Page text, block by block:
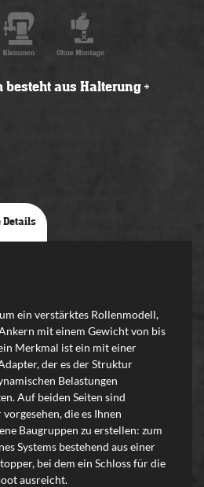
aus Halterung +
Details
ein verstärktes Rollenmodell,
mit einem Gewicht von bis
Merkmal ist ein mit einer
der es der Struktur
Belastungen
Auf beiden Seiten sind
die es Ihnen
Baugruppen zu erstellen: zum
Systems bestehend aus einer
bei dem ein Schloss für die
ausreicht.